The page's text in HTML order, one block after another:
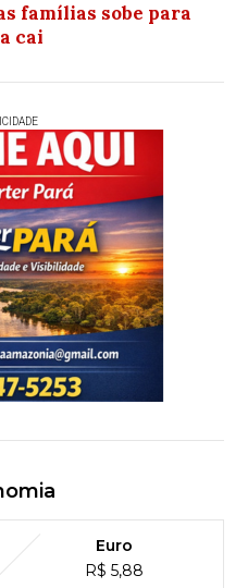
famílias sobe para
cai
Euro
R$ 5,88